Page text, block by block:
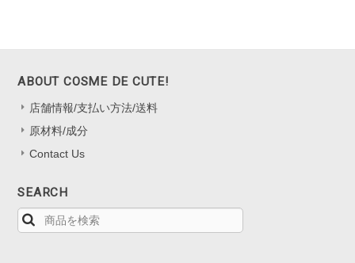
ABOUT COSME DE CUTE!
店舗情報/支払い方法/送料
原材料/成分
Contact Us
SEARCH